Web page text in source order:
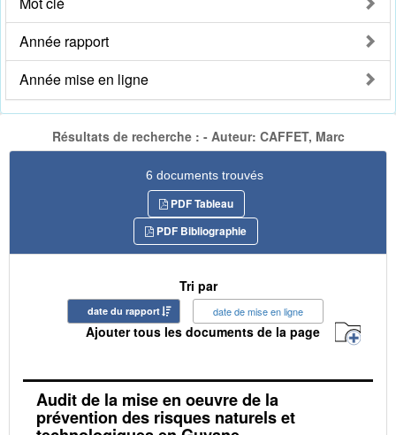
Année rapport
Année mise en ligne
Résultats de recherche : - Auteur: CAFFET, Marc
6 documents trouvés
PDF Tableau
PDF Bibliographie
Tri par
date du rapport date de mise en ligne
Ajouter tous les documents de la page
Audit de la mise en oeuvre de la
prévention des risques naturels et